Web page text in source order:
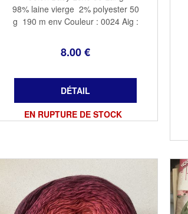
8.00€
EN RUPTURE DE STOCK
98% laine vierge 2% polyester 50
g 190 m env Couleur : 0024 Aig :